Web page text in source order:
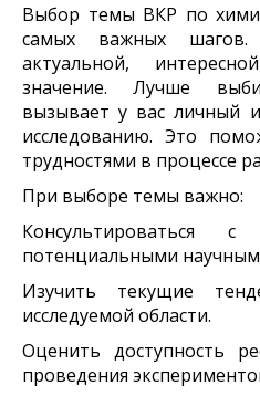
Выбор темы ВКР по
самых важных
актуальной,
значение. Лучше
вызывает у вас личный
исследованию. Это
трудностями в процессе
При выборе темы важно:
Консультироваться
потенциальными
Изучить текущие
исследуемой области.
Оценить доступность
проведения